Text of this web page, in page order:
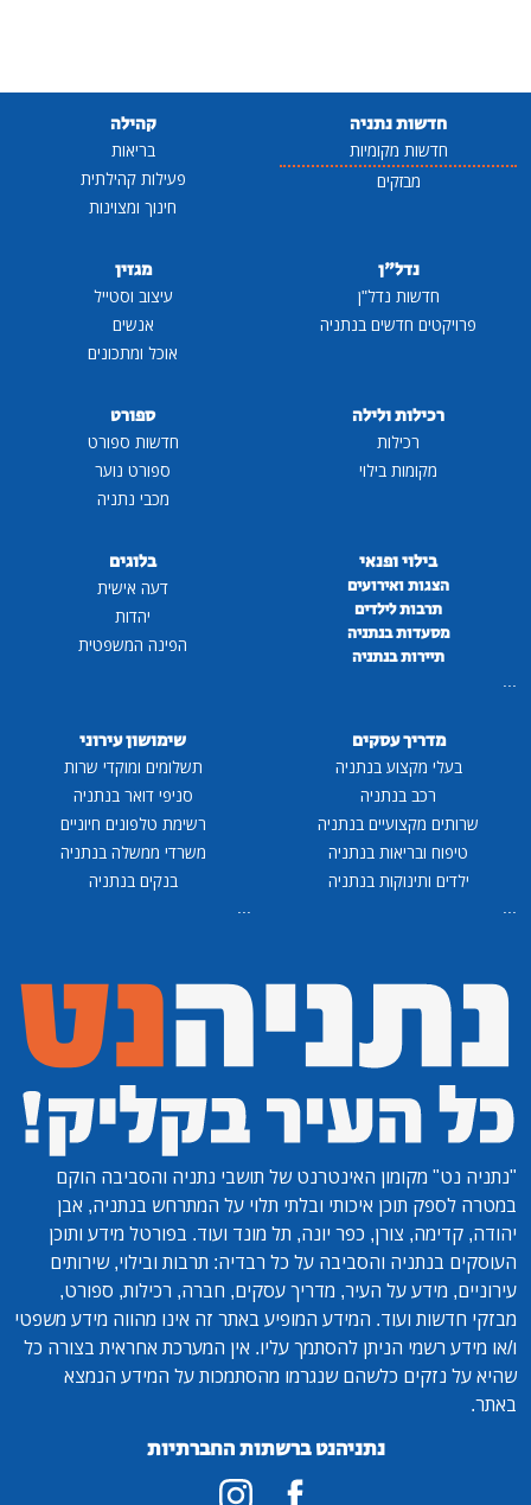
חדשות נתניה
חדשות מקומיות
מבזקים
קהילה
בריאות
פעילות קהילתית
חינוך ומצוינות
נדל"ן
חדשות נדל"ן
פרויקטים חדשים בנתניה
מגזין
עיצוב וסטייל
אנשים
אוכל ומתכונים
רכילות ולילה
רכילות
מקומות בילוי
ספורט
חדשות ספורט
ספורט נוער
מכבי נתניה
בילוי ופנאי
הצגות ואירועים
תרבות לילדים
מסעדות בנתניה
תיירות בנתניה
בלוגים
דעה אישית
יהדות
הפינה המשפטית
מדריך עסקים
בעלי מקצוע בנתניה
רכב בנתניה
שרותים מקצועיים בנתניה
טיפוח ובריאות בנתניה
ילדים ותינוקות בנתניה
שימושון עירוני
תשלומים ומוקדי שרות
סניפי דואר בנתניה
רשימת טלפונים חיוניים
משרדי ממשלה בנתניה
בנקים בנתניה
"נתניה נט" מקומון האינטרנט של תושבי נתניה והסביבה הוקם
במטרה לספק תוכן איכותי ובלתי תלוי על המתרחש בנתניה, אבן
יהודה, קדימה, צורן, כפר יונה, תל מונד ועוד. בפורטל מידע ותוכן
העוסקים בנתניה והסביבה על כל רבדיה: תרבות ובילוי, שירותים
עירוניים, מידע על העיר, מדריך עסקים, חברה, רכילות, ספורט,
מבזקי חדשות ועוד. המידע המופיע באתר זה אינו מהווה מידע משפטי
ו/או מידע רשמי הניתן להסתמך עליו. אין המערכת אחראית בצורה כל
שהיא על נזקים כלשהם שנגרמו מהסתמכות על המידע הנמצא
באתר.
נתניהנט ברשתות החברתיות